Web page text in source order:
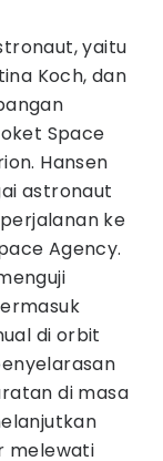
yaitu
Koch, dan
Space
Hansen
astronaut
ke
Agency.
di orbit
di masa
melewati